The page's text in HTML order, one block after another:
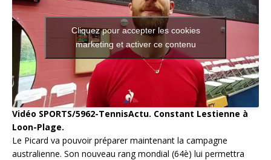
Cliquez pour accepter les cookies
marketing et activer ce contenu
Vidéo SPORTS/5962-TennisActu. Constant Lestienne à
Loon-Plage.
Le Picard va pouvoir préparer maintenant la campagne
australienne. Son nouveau rang mondial (64è) lui permettra